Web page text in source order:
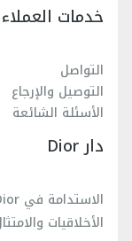
خدمات العملاء
التواصل
التوصيل والإرجاع
الأسئلة الشائعة
دار Dior
الاستدامة في Dior
الأخلاقيات